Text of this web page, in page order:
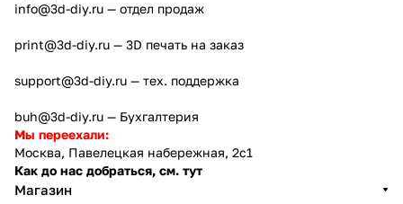
info@3d-diy.ru — отдел продаж
print@3d-diy.ru — 3D печать на заказ
support@3d-diy.ru — тех. поддержка
buh@3d-diy.ru — Бухгалтерия
Мы переехали:
Москва, Павелецкая набережная, 2с1
Как до нас добраться, см. тут
Магазин